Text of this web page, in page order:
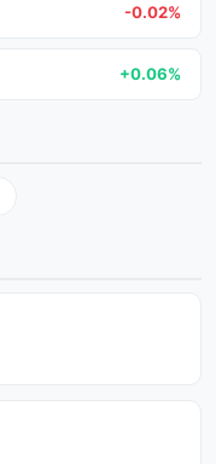
-0.02%
+0.06%